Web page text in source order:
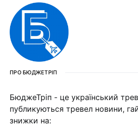
ПРО БЮДЖЕТРІП
БюджеТріп - це український
публикуються тревел новини,
знижки на: